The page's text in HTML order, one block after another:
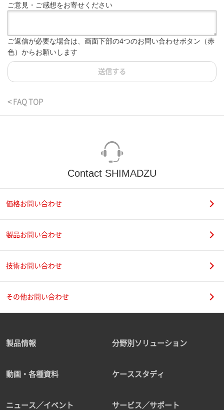
ご意見・ご感想をお寄せください
ご返信が必要な場合は、画面下部の4つのお問い合わせボタン（赤
色）からお願いします
送信する
< FAQ TOP
Contact SHIMADZU
価格お問い合わせ
製品お問い合わせ
技術お問い合わせ
その他お問い合わせ
製品情報 分野別ソリューション
動画・各種資料 ケーススタディ
ニュース／イベント サービス／サポート